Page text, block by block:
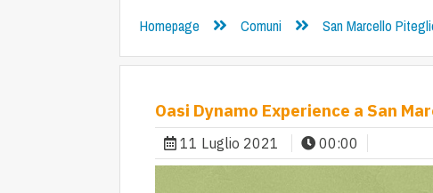
Homepage Comuni San Marcello
Oasi Dynamo Experience a San
11 Luglio 2021 00:00